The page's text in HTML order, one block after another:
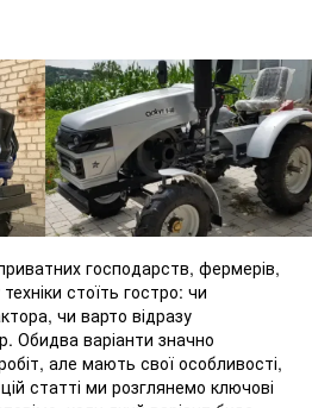
господарств, фермерів,
стоїть гостро: чи
чи варто відразу
Обидва варіанти значно
але мають свої особливості,
статті ми розглянемо ключові